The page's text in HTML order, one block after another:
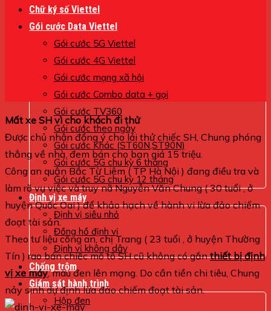
Chữ ký số Viettel
Gói cước Data Viettel
Gói cước 5G Viettel
Gói cước 4G Viettel
Gói cước mạng xã hội
Gói cước Combo data + gọi
Gói cước TV360
Gói cước theo ngày
Gói cước Khác (ST60N,ST90N)
Gói cước 5G chu kỳ 6 tháng
Gói cước 5G chu kỳ 12 tháng
Định vị xe máy
Định vị siêu nhỏ
Đồng hồ định vị
Định vị không dây
Chống trộm
Giám sát hành trình
Hộp đen
Mất xe SH vì cho khách đi thử
Được chủ nhân đồng ý cho lái thử chiếc SH, Chung phóng
thẳng về nhà, đem bán cho bạn giá 15 triệu.
Công an quận Bắc Từ Liêm ( TP Hà Nội ) đang điều tra và
làm rõ vụ việc và truy nã Nguyễn Văn Chung ( 30 tuổi , ở
huyện Quốc Oai ) để khảo hạch về hành vi lừa đảo chiếm
đoạt tài sản.
Theo tư liệu công an, chị Trang ( 23 tuổi , ở huyện Thường
Tín ) rao bán chiếc mô tô SH cũ không có gắnthiết bị định
vị xe máy, màu đen lên mạng. Do cần tiền chi tiêu, Chung
nảy sinh dự định lừa đảo chiếm đoạt tài sản.